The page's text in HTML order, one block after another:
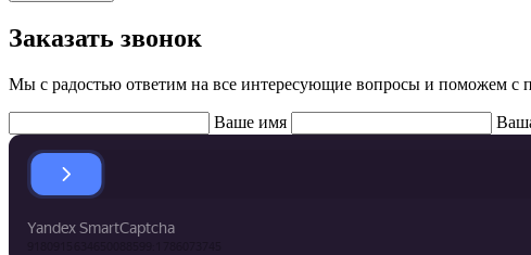
Заказать звонок
Мы с радостью ответим на все интересующие вопросы и поможем с
Ваше имя